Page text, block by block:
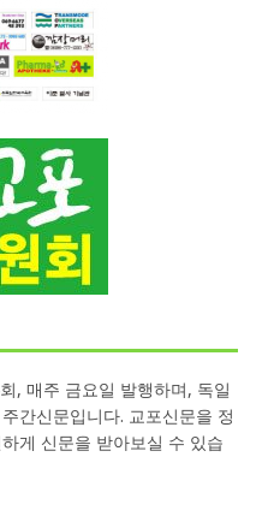
, 매주 금요일 발행하며, 독일
간신문입니다. 교포신문을 정
게 신문을 받아보실 수 있습